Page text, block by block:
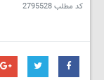
کد مطلب2795528